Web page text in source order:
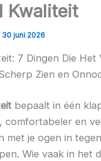
Kwaliteit
30 juni 2026
7 Dingen Die Het
Zien en
bepaalt in één
comfortabeler en
met je ogen in
Wie vaak in het